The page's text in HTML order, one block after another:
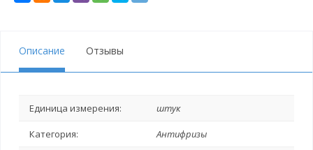
Описание Отзывы
Единица измерения: штук
Категория: Антифризы